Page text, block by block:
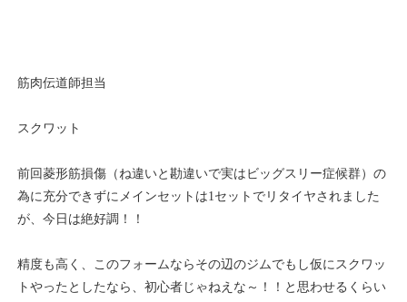
筋肉伝道師担当
スクワット
前回菱形筋損傷（ね違いと勘違いで実はビッグスリー症候群）の
為に充分できずにメインセットは1セットでリタイヤされました
が、今日は絶好調！！
精度も高く、このフォームならその辺のジムでもし仮にスクワッ
トやったとしたなら、初心者じゃねえな～！！と思わせるくらい